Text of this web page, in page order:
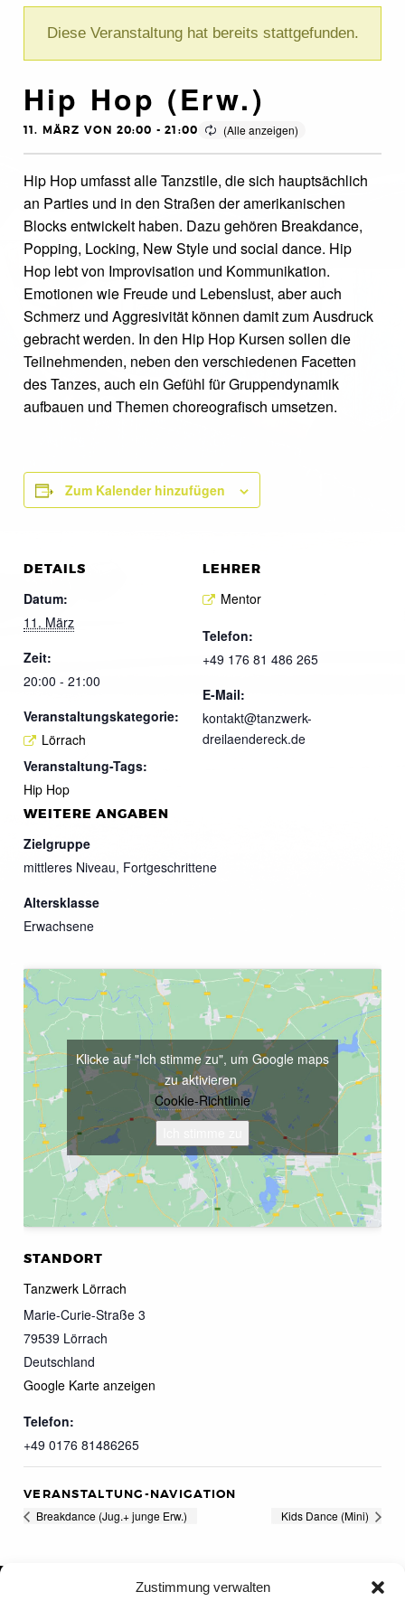
Zustimmung verwalten
Diese Veranstaltung hat bereits stattgefunden.
Hip Hop (Erw.)
11. MÄRZ VON 20:00 -21:00
Hip Hop umfasst alle Tanzstile, die sich hauptsächlich
an Parties und in den Straßen der amerikanischen
Blocks entwickelt haben. Dazu gehören Breakdance,
Popping, Locking, New Style und social dance. Hip
Hop lebt von Improvisation und Kommunikation.
Emotionen wie Freude und Lebenslust, aber auch
Schmerz und Aggresivität können damit zum Ausdruck
gebracht werden. In den Hip Hop Kursen sollen die
Teilnehmenden, neben den verschiedenen Facetten
des Tanzes, auch ein Gefühl für Gruppendynamik
aufbauen und Themen choreografisch umsetzen.
Zum Kalender hinzufügen
DETAILS
Datum:
11. März
Zeit:
20:00 - 21:00
Veranstaltungskategorie:
Lörrach
Veranstaltung-Tags:
Hip Hop
LEHRER
Mentor
Telefon:
+49 176 81 486 265
E-Mail:
kontakt@tanzwerk-
dreilaendereck.de
WEITERE ANGABEN
Zielgruppe
mittleres Niveau, Fortgeschrittene
Altersklasse
Erwachsene
STANDORT
Tanzwerk Lörrach
Marie-Curie-Straße 3
79539 Lörrach
Deutschland
Google Karte anzeigen
Telefon:
+49 0176 81486265
Klicke auf "Ich stimme zu", um Google maps
zu aktivieren
Cookie-Richtlinie
VERANSTALTUNG-NAVIGATION
Breakdance (Jug.+ junge Erw.) Kids Dance (Mini)